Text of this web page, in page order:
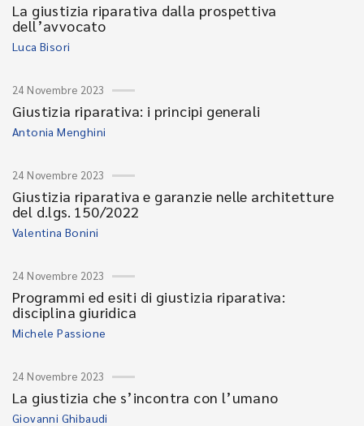
La giustizia riparativa dalla prospettiva
dell’avvocato
Luca Bisori
24 Novembre 2023
Giustizia riparativa: i principi generali
Antonia Menghini
24 Novembre 2023
Giustizia riparativa e garanzie nelle architetture
del d.lgs. 150/2022
Valentina Bonini
24 Novembre 2023
Programmi ed esiti di giustizia riparativa:
disciplina giuridica
Michele Passione
24 Novembre 2023
La giustizia che s’incontra con l’umano
Giovanni Ghibaudi